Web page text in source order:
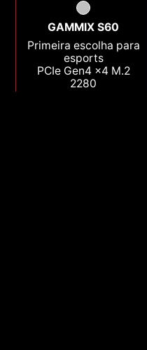
GAMMIX S60
Primeira escolha para
esports
PCIe Gen4 x4 M.2
2280